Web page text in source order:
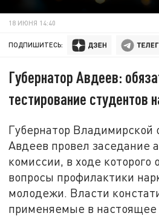
18 ИЮНЯ 14:40
ПОДПИШИТЕСЬ:
Губернатор Авдеев:
тестирование студентов
Губернатор Владимирской
Авдеев провел заседание
комиссии, в ходе которого
вопросы профилактики
молодежи. Власти
применяемые в